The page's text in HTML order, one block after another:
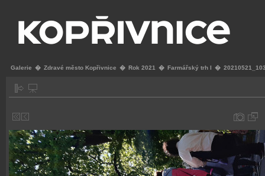
Galerie � Zdravé město Kopřivnice � Rok 2021 � Farmářský trh I �